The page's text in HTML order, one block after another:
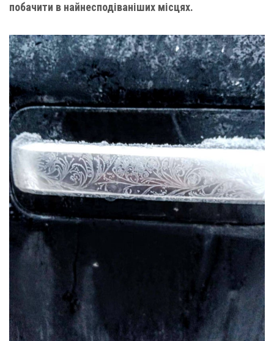
побачити в найнесподіваніших місцях.